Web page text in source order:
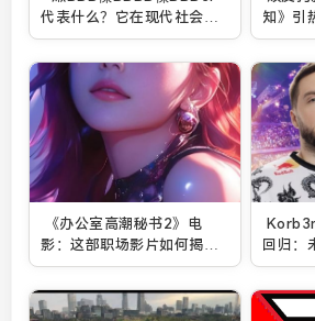
代表什么？它在现代社会的
文化和技术应用有哪些潜
力？
知》引
兴趣吗
《办公室高潮秘书2》电
影：这部职场影片如何揭示
现代办公室的权力斗争与情
感纠葛？
回归：